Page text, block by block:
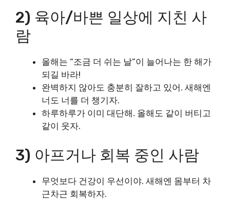
2) 육아/바쁜 일상에 지친 사
람
올해는 “조금 더 쉬는 날”이 늘어나는 한 해가
되길 바라!
완벽하지 않아도 충분히 잘하고 있어. 새해엔
너도 너를 더 챙기자.
하루하루가 이미 대단해. 올해도 같이 버티고
같이 웃자.
3) 아프거나 회복 중인 사람
무엇보다 건강이 우선이야. 새해엔 몸부터 차
근차근 회복하자.